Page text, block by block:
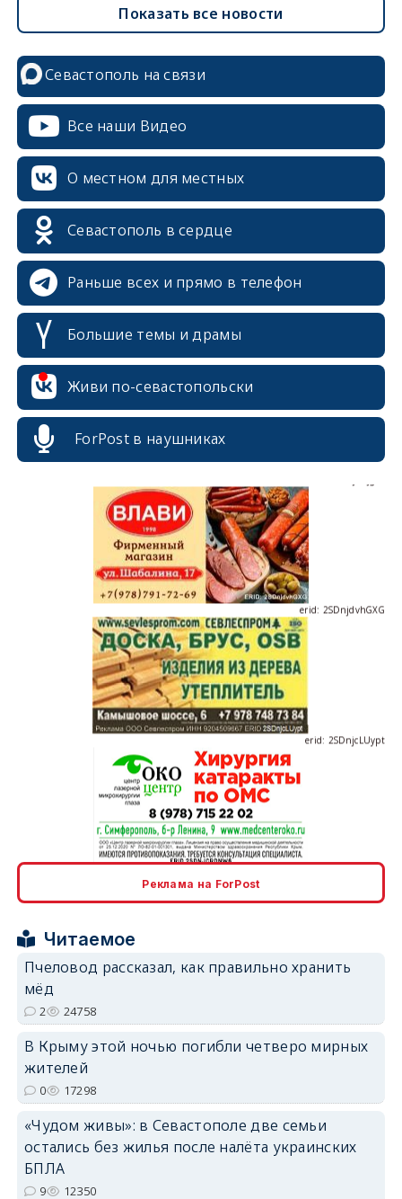
Показать все новости
Севастополь на связи
Все наши Видео
О местном для местных
Севастополь в сердце
Раньше всех и прямо в телефон
Большие темы и драмы
Живи по-севастопольски
ForPost в наушниках
erid: 2SDnjdvhGXG
erid: 2SDnjcLUypt
erid: 2SDnjcrDNw6
erid: 2SDnjdvhGXG
Реклама на ForPost
Читаемое
Пчеловод рассказал, как правильно хранить
мёд
2 24758
В Крыму этой ночью погибли четверо мирных
жителей
0 17298
«Чудом живы»: в Севастополе две семьи
остались без жилья после налёта украинских
БПЛА
9 12350